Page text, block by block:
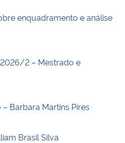
enquadramento e análise
2 – Mestrado e
Barbara Martins Pires
Brasil Silva